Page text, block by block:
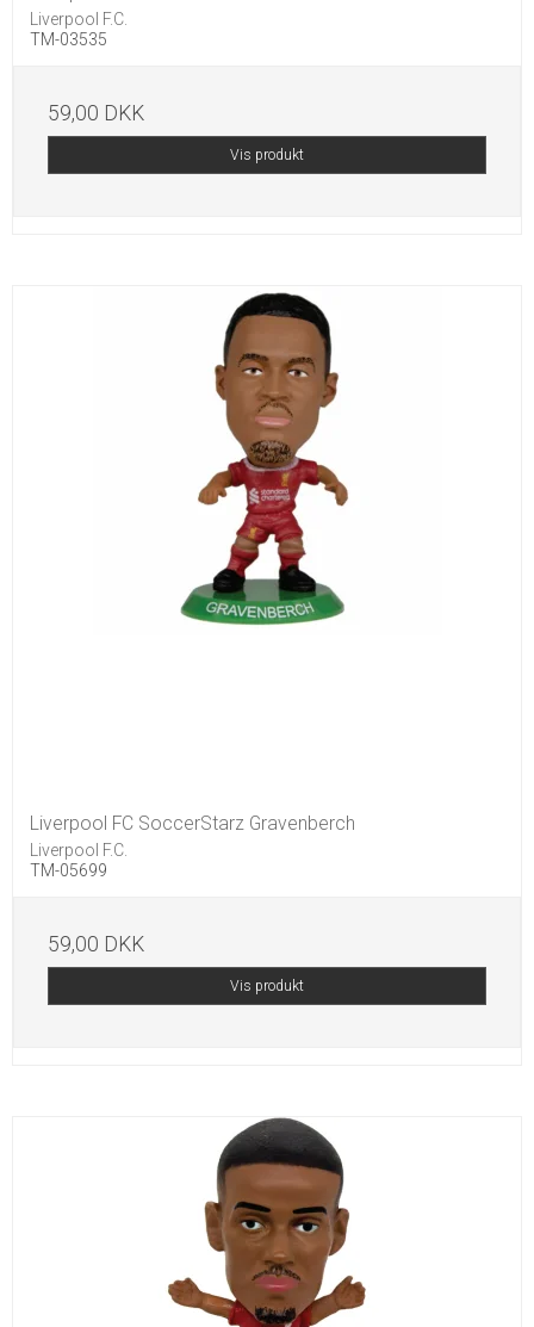
Liverpool F.C.
TM-03535
59,00 DKK
Vis produkt
Liverpool FC SoccerStarz Gravenberch
Liverpool F.C.
TM-05699
59,00 DKK
Vis produkt